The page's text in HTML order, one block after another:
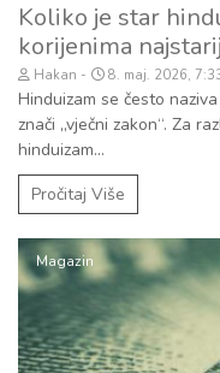
Koliko je star
korijenima
Hakan 8. maj. 2026,
Hinduizam se često
znači „vječni zakon“. Za
hinduizam...
Pročitaj Više
Magazin